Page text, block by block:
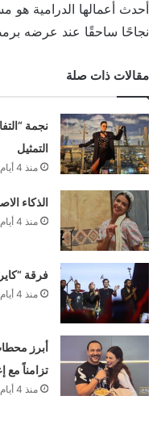
أحدث أعمالها الدرامية
نجاحًا ساحقًا عند عرضه
مقالات ذات صلة
نجمة
التمثيل
منذ 4 أيام
الذكاء
منذ 4 أيام
فرقة
منذ 4 أيام
أبرز
تزامناً مع
منذ 4 أيام